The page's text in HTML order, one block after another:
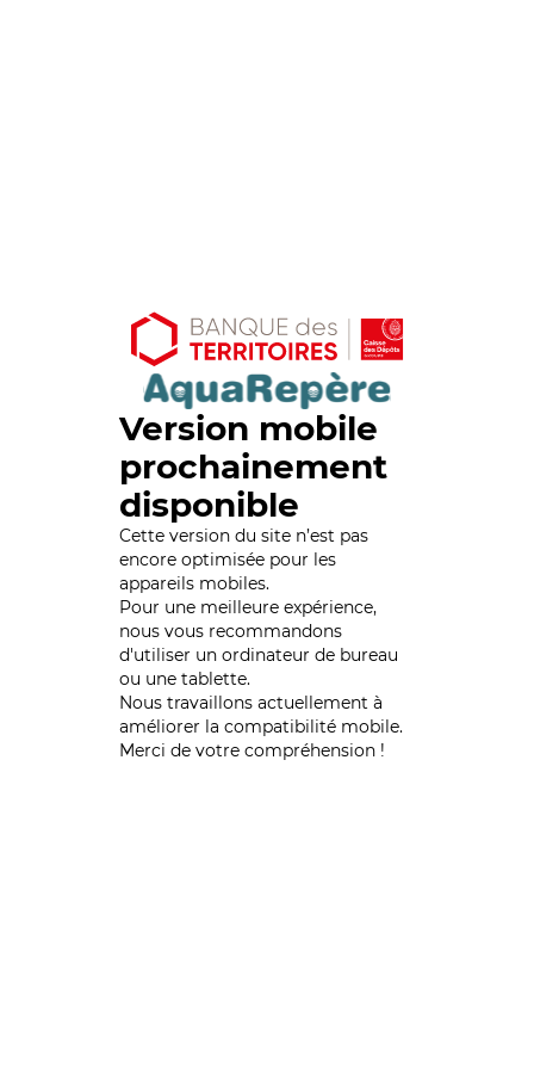
Version mobile
prochainement
disponible
Cette version du site n’est pas
encore optimisée pour les
appareils mobiles.
Pour une meilleure expérience,
nous vous recommandons
d'utiliser un ordinateur de bureau
ou une tablette.
Nous travaillons actuellement à
améliorer la compatibilité mobile.
Merci de votre compréhension !